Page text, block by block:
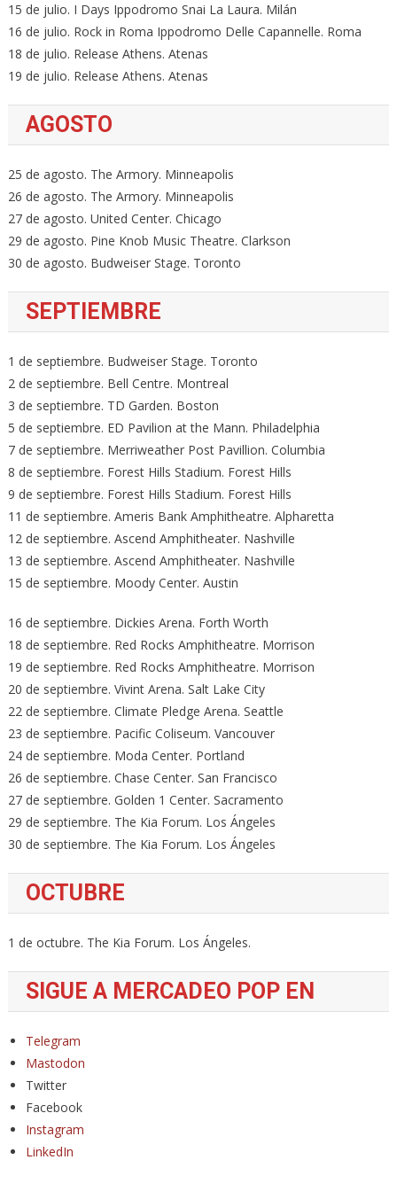
15 de julio. I Days Ippodromo Snai La Laura. Milán
16 de julio. Rock in Roma Ippodromo Delle Capannelle. Roma
18 de julio. Release Athens. Atenas
19 de julio. Release Athens. Atenas
AGOSTO
25 de agosto. The Armory. Minneapolis
26 de agosto. The Armory. Minneapolis
27 de agosto. United Center. Chicago
29 de agosto. Pine Knob Music Theatre. Clarkson
30 de agosto. Budweiser Stage. Toronto
SEPTIEMBRE
1 de septiembre. Budweiser Stage. Toronto
2 de septiembre. Bell Centre. Montreal
3 de septiembre. TD Garden. Boston
5 de septiembre. ED Pavilion at the Mann. Philadelphia
7 de septiembre. Merriweather Post Pavillion. Columbia
8 de septiembre. Forest Hills Stadium. Forest Hills
9 de septiembre. Forest Hills Stadium. Forest Hills
11 de septiembre. Ameris Bank Amphitheatre. Alpharetta
12 de septiembre. Ascend Amphitheater. Nashville
13 de septiembre. Ascend Amphitheater. Nashville
15 de septiembre. Moody Center. Austin
16 de septiembre. Dickies Arena. Forth Worth
18 de septiembre. Red Rocks Amphitheatre. Morrison
19 de septiembre. Red Rocks Amphitheatre. Morrison
20 de septiembre. Vivint Arena. Salt Lake City
22 de septiembre. Climate Pledge Arena. Seattle
23 de septiembre. Pacific Coliseum. Vancouver
24 de septiembre. Moda Center. Portland
26 de septiembre. Chase Center. San Francisco
27 de septiembre. Golden 1 Center. Sacramento
29 de septiembre. The Kia Forum. Los Ángeles
30 de septiembre. The Kia Forum. Los Ángeles
OCTUBRE
1 de octubre. The Kia Forum. Los Ángeles.
SIGUE A MERCADEO POP EN
Telegram
Mastodon
Twitter
Facebook
Instagram
LinkedIn